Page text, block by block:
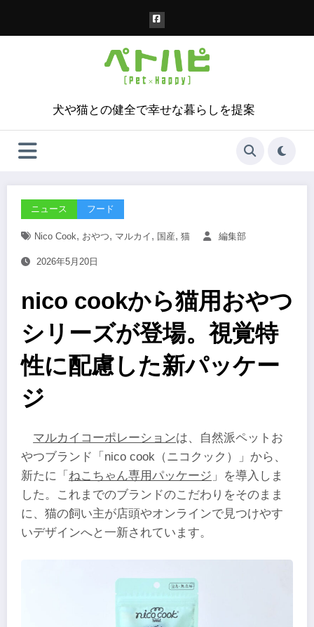
犬や猫との健全で幸せな暮らしを提案
ニュース フード
Nico Cook, おやつ, マルカイ , 国産, 猫 編集部
2026年5月20日
nico cookから猫用おやつ
シリーズが登場。視覚特
性に配慮した新パッケー
ジ
マルカイコーポレーションは、自然派ペットお
やつブランド「nico cook（ニコクック）」から、
新たに「 ねこちゃん専用パッケージ 」を導入しま
した。これまでのブランドのこだわりをそのまま
に、猫の飼い主が店頭やオンラインで見つけやす
いデザインへと一新されています。